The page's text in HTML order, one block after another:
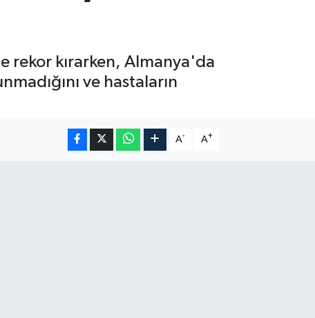
rekor kırarken, Almanya'da
ve hastaların
A- A+